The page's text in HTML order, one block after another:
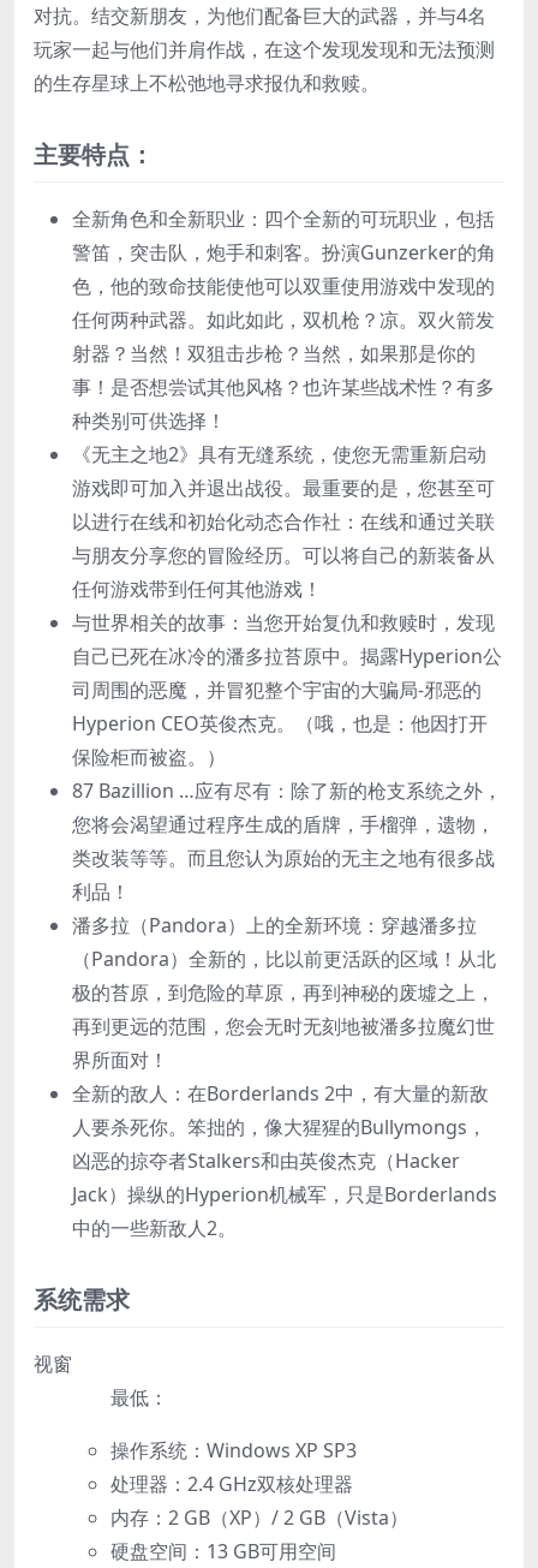
对抗。结交新朋友，为他们配备巨大的武器，并与4名
玩家一起与他们并肩作战，在这个发现发现和无法预测
的生存星球上不松弛地寻求报仇和救赎。
主要特点：
全新角色和全新职业：四个全新的可玩职业，包括
警笛，突击队，炮手和刺客。扮演Gunzerker的角
色，他的致命技能使他可以双重使用游戏中发现的
任何两种武器。如此如此，双机枪？凉。双火箭发
射器？当然！双狙击步枪？当然，如果那是你的
事！是否想尝试其他风格？也许某些战术性？有多
种类别可供选择！
《无主之地2》具有无缝系统，使您无需重新启动
游戏即可加入并退出战役。最重要的是，您甚至可
以进行在线和初始化动态合作社：在线和通过关联
与朋友分享您的冒险经历。可以将自己的新装备从
任何游戏带到任何其他游戏！
与世界相关的故事：当您开始复仇和救赎时，发现
自己已死在冰冷的潘多拉苔原中。揭露Hyperion公
司周围的恶魔，并冒犯整个宇宙的大骗局-邪恶的
Hyperion CEO英俊杰克。（哦，也是：他因打开
保险柜而被盗。）
87 Bazillion …应有尽有：除了新的枪支系统之外，
您将会渴望通过程序生成的盾牌，手榴弹，遗物，
类改装等等。而且您认为原始的无主之地有很多战
利品！
潘多拉（Pandora）上的全新环境：穿越潘多拉
（Pandora）全新的，比以前更活跃的区域！从北
极的苔原，到危险的草原，再到神秘的废墟之上，
再到更远的范围，您会无时无刻地被潘多拉魔幻世
界所面对！
全新的敌人：在Borderlands 2中，有大量的新敌
人要杀死你。笨拙的，像大猩猩的Bullymongs，
凶恶的掠夺者Stalkers和由英俊杰克（Hacker
Jack）操纵的Hyperion机械军，只是Borderlands
中的一些新敌人2。
系统需求
视窗
最低：
操作系统：Windows XP SP3
处理器：2.4 GHz双核处理器
内存：2 GB（XP）/ 2 GB（Vista）
硬盘空间：13 GB可用空间